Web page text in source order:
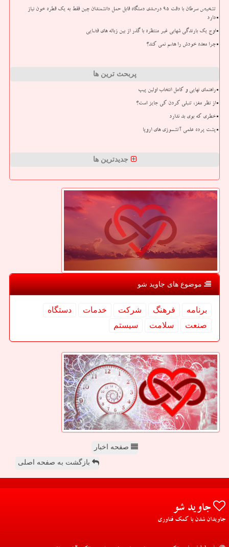
تشخیص سرطان با دقت ۹۵ درصدی دستگاه قابل حمل دانشمندان چین فقط به یک قطره خون نیاز
دارد
اوج یک بارندگی شهابی غیر منتظره با گذر از بین زباله های فضایی
چرا معده خودش را هضم نمی کند؟
پربحث ترین ها
راهنمای نهایی و کامل انتخاب اولین پیپ
از نظر مغز، تنبلی کردن کی جایز است؟
خطری که بوی بد ندارد
پشت پرده علمی آتشسوزی های اروپا
جدیدترین ها
موضوع های جاوید شو
برنامه فرهنگ شركت خدمات
دستگاه
صنعت
سلامت سیستم
صفحه اخبار
بازگشت به صفحه اصلی
جاوید شو
جاویدان شدن با کمک فناوری